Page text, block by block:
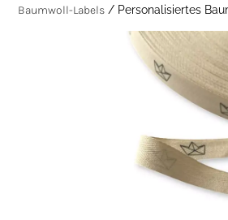
Baumwoll-Labels / Personalisiertes